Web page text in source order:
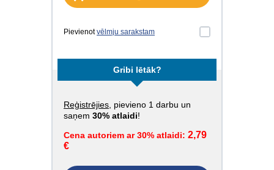
Pievienotvēlmju sarakstam
Gribi lētāk?
Reģistrējies , pievieno 1 darbu un
saņem 30% atlaidi!
Cena autoriem ar 30% atlaidi: 2,79
€